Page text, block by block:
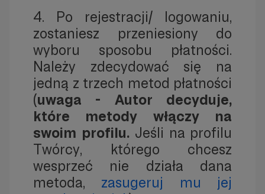
4. Po rejestracji/ logowaniu,
zostaniesz przeniesiony do
wyboru sposobu płatności.
Należy zdecydować się na
jedną z trzech metod płatności
(uwaga - Autor decyduje,
które metody włączy na
swoim profilu. Jeśli na profilu
Twórcy, którego chcesz
wesprzeć nie działa dana
metoda, zasugeruj mu jej